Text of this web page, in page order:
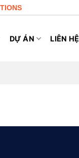
DỰ ÁN LIÊN HỆ